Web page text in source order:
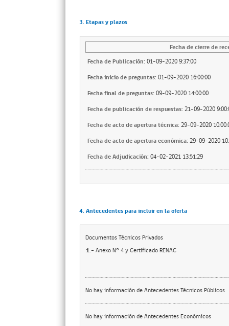
3. Etapas y plazos
Fecha de cierre de
Fecha de Publicación: 01-09-2020 9:37:00
Fecha inicio de preguntas: 01-09-2020 16:00:00
Fecha final de preguntas: 09-09-2020 14:00:00
Fecha de publicación de respuestas: 21-09-2020
Fecha de acto de apertura técnica: 29-09-2020
Fecha de acto de apertura económica: 29-09-2020
Fecha de Adjudicación: 04-02-2021 13:51:29
4. Antecedentes para incluir en la oferta
Documentos Técnicos Privados
1.- Anexo N° 4 y Certificado RENAC
No hay información de Antecedentes Técnicos Públicos
No hay información de Antecedentes Económicos